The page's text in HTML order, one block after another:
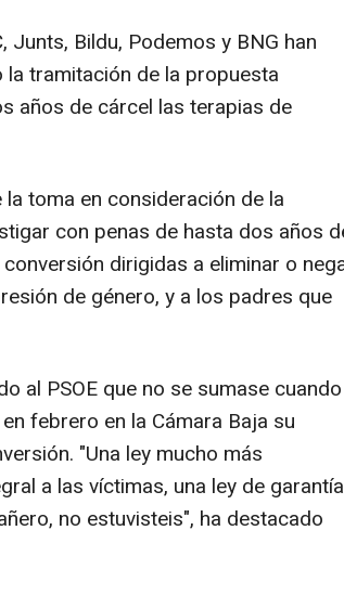
Junts, Bildu, Podemos y BNG han
tramitación de la propuesta
años de cárcel las terapias de
toma en consideración de la
con penas de hasta dos años
dirigidas a eliminar o
de género, y a los padres que
al PSOE que no se sumase cuando
febrero en la Cámara Baja su
"Una ley mucho más
a las víctimas, una ley de
no estuvisteis", ha destacado